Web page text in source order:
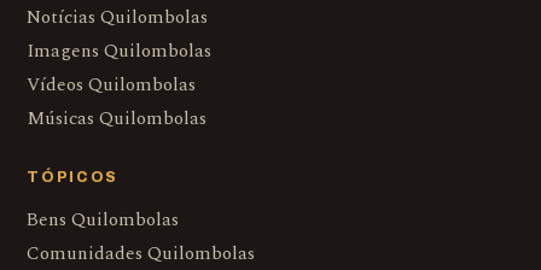
Notícias Quilombolas
Imagens Quilombolas
Vídeos Quilombolas
Músicas Quilombolas
TÓPICOS
Bens Quilombolas
Comunidades Quilombolas